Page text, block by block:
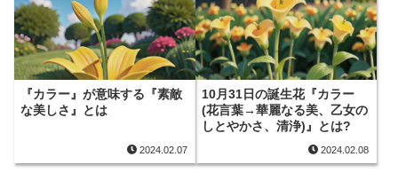
『カラー』が意味する『素敵
な美しさ』とは
2024.02.07
10月31日の誕生花『カラー
(花言葉→華麗なる美、乙女の
しとやかさ、清浄)』とは?
2024.02.08